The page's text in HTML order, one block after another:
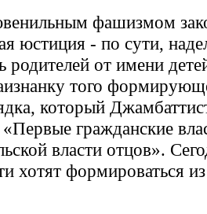
фашизмом
юстиция - по сути,
родителей от имени
того
который
гражданские
власти отцов».
хотят формироваться